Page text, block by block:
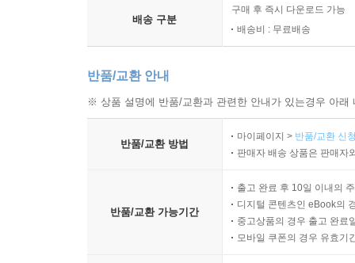
배송 구분
구매 후 즉시 다운로드 가능
배송비 : 무료배송
반품/교환 안내
※ 상품 설명에 반품/교환과 관련한 안내가 있는경우 아
반품/교환 방법
마이페이지 > 반품/교환 신
판매자 배송 상품은 판매자
반품/교환 가능기간
출고 완료 후 10일 이내의
디지털 콘텐츠인 eBook의
중고상품의 경우 출고 완료
모바일 쿠폰의 경우 유효기